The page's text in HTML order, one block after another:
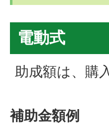
電動式
助成額は、購
補助金額例